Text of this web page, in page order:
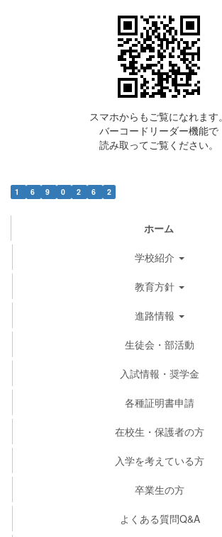
スマホからもご覧になれます。
バーコードリーダー機能で
読み取ってご覧ください。
1 6 9 0 2 6 2
ホーム
学校紹介
教育方針
進路情報
生徒会・部活動
入試情報・奨学金
各種証明書申請
在校生・保護者の方
入学を考えている方
卒業生の方
よくある質問Q&A